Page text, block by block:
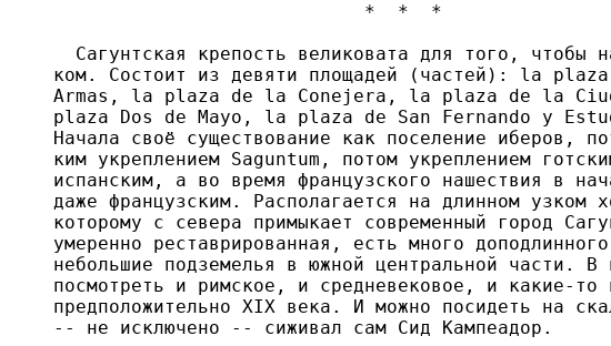
                            *  *  *
Сагунтская крепость великовата для того, чтобы
ком. Состоит из девяти площадей (частей): la
Armas, la plaza de la Conejera, la plaza de la
plaza Dos de Mayo, la plaza de San Fernando y
Начала своё существование как поселение иберов,
ким укреплением Saguntum, потом укреплением
испанским, а во время французского нашествия в
даже французским. Располагается на длинном узком
которому с севера примыкает современный город
умеренно реставрированная, есть много
небольшие подземелья в южной центральной части. В
посмотреть и римское, и средневековое, и какие-то
предположительно XIX века. И можно посидеть на
-- не исключено -- сиживал сам Сид Кампеадор.